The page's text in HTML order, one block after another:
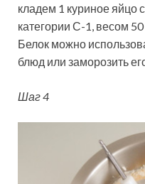
кладем 1 куриное яйцо
категории С-1, весом
Белок можно
блюд или заморозить
Шаг 4